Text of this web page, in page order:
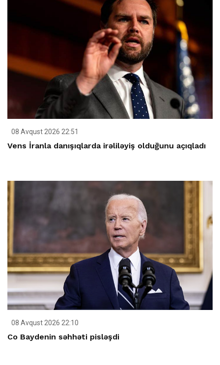
08 Avqust 2026 22:51
Vens İranla danışıqlarda irəliləyiş olduğunu açıqladı
08 Avqust 2026 22:10
Co Baydenin səhhəti pisləşdi